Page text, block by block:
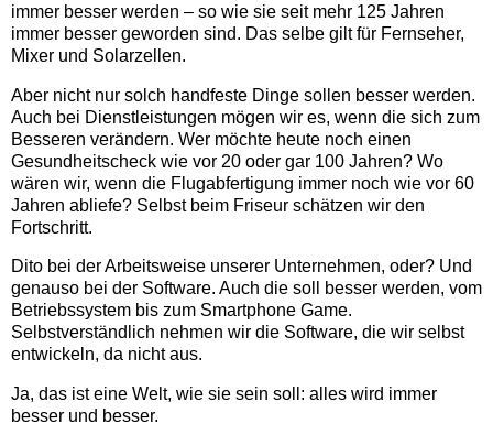
immer besser werden – so wie sie seit mehr 125 Jahren
immer besser geworden sind. Das selbe gilt für Fernseher,
Mixer und Solarzellen.
Aber nicht nur solch handfeste Dinge sollen besser werden.
Auch bei Dienstleistungen mögen wir es, wenn die sich zum
Besseren verändern. Wer möchte heute noch einen
Gesundheitscheck wie vor 20 oder gar 100 Jahren? Wo
wären wir, wenn die Flugabfertigung immer noch wie vor 60
Jahren abliefe? Selbst beim Friseur schätzen wir den
Fortschritt.
Dito bei der Arbeitsweise unserer Unternehmen, oder? Und
genauso bei der Software. Auch die soll besser werden, vom
Betriebssystem bis zum Smartphone Game.
Selbstverständlich nehmen wir die Software, die wir selbst
entwickeln, da nicht aus.
Ja, das ist eine Welt, wie sie sein soll: alles wird immer
besser und besser.